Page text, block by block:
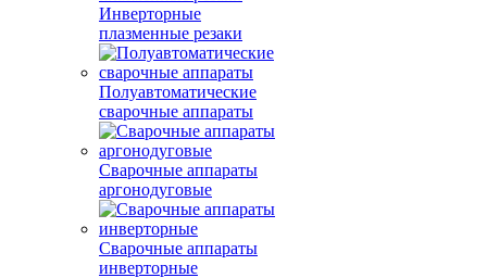
Инверторные
плазменные резаки
Полуавтоматические
сварочные аппараты
Сварочные аппараты
аргонодуговые
Сварочные аппараты
инверторные